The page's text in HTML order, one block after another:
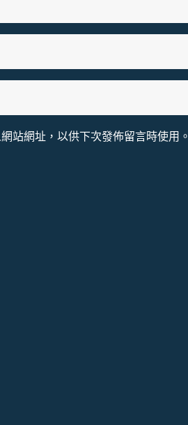
站網址，以供下次發佈留言時使用。